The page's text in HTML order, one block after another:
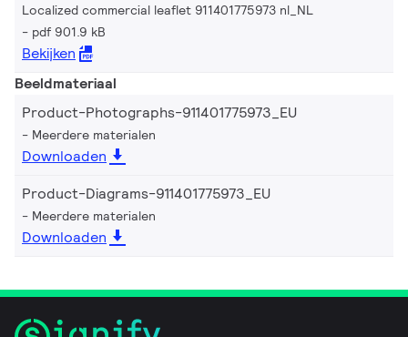
Localized commercial leaflet 911401775973 nl_NL
pdf 901.9 kB
Bekijken
Beeldmateriaal
Product-Photographs-911401775973_EU
Meerdere materialen
Downloaden
Product-Diagrams-911401775973_EU
Meerdere materialen
Downloaden